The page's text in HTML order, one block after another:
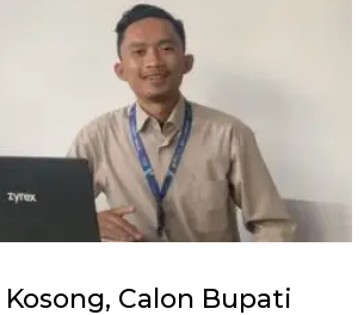
Calon Bupati